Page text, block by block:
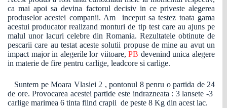
ca mai apoi sa devina factorul decisiv in ce priveste alegerea
produselor acestei companii. Am inceput sa testez toata gama
acestui producator realizand monturi de tip test care au ajuns pe
malul unor lacuri celebre din Romania. Rezultatele obtinute de
pescarii care au testat aceste solutii propuse de mine au avut un
impact major in alegerile lor viitoare,PB devenind unica alegere
in materie de fire pentru carlige, leadcore si carlige.
Suntem pe Moara Vlasiei 2 , pontonul 8 penru o partida de 24
de ore. Provocarea acestei partide este indrazneata : 3 lansete -3
carlige marimea 6 tinta fiind crapii de peste 8 Kg din acest lac.